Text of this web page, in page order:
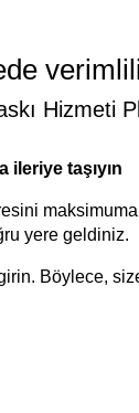
Hizmeti
ileriye taşıyın
yere geldiniz.
Böylece,